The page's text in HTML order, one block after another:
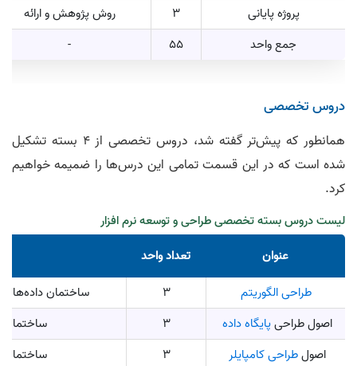
پروژه پایانی
3
روش پژوهش و ارائه
جمع واحد
55
-
دروس تخصصی
همانطور که پیش‌تر گفته شد، دروس تخصصی از 4 بسته تشکیل
شده است که در این قسمت تمامی این درس‌ها را ضمیمه خواهیم
کرد.
لیست دروس بسته تخصصی طراحی و توسعه نرم افزار
عنوان
تعداد واحد
طراحی الگوریتم
3
ساختمان داده‌ها
اصول طراحیپایگاه داده 3
ساختمان
اصولطراحی کامپایلر 3
ساختمان